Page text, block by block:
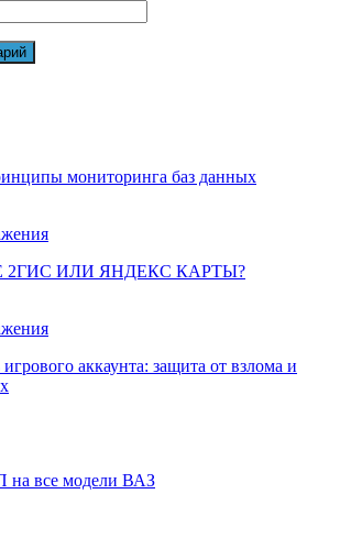
мониторинга баз данных
2ГИС ИЛИ ЯНДЕКС КАРТЫ?
игрового аккаунта: защита от взлома и
на все модели ВАЗ